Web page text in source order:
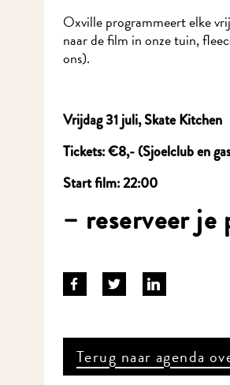
Oxville programmeert elke
naar de film in onze tuin,
ons).
Vrijdag 31 juli, Skate Kitchen
Tickets: €8,- (Sjoelclub en
Start film: 22:00
– reserveer je
Terug naar agenda